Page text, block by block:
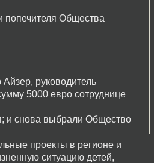
попечителя Общества
руководитель
5000 евро сотруднице
и снова выбрали Общество
проекты в регионе и
ситуацию детей,